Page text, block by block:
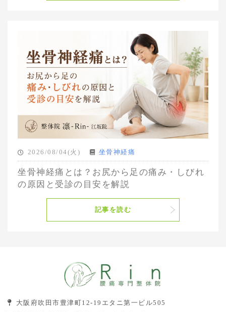
2026/08/04(火) 坐骨神経痛
坐骨神経痛とは？お尻から足の痛み・しびれ
の原因と受診の目安を解説
記事を読む
大阪府吹田市豊津町12-19エタニ第一ビル505